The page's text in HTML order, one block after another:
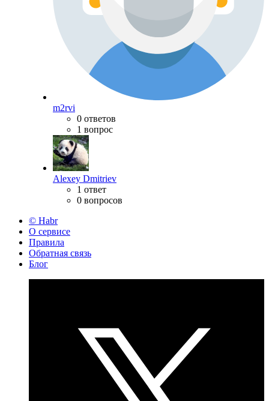
m2rvi
0 ответов
1 вопрос
Alexey Dmitriev
1 ответ
0 вопросов
© Habr
О сервисе
Правила
Обратная связь
Блог